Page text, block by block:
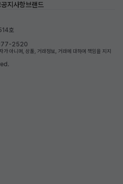
공지사항브랜드
호
2520
가 아니며, 상품, 거래정보, 거래에 대하여 책임을 지지